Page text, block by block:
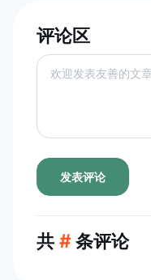
评论区
发表评论
共 #条评论